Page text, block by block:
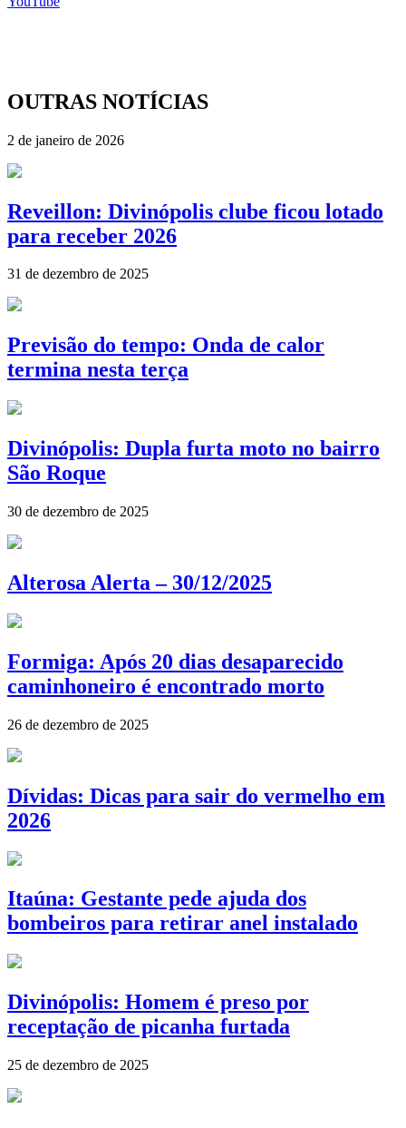
OUTRAS NOTÍCIAS
2 de janeiro de 2026
Reveillon: Divinópolis clube ficou lotado
para receber 2026
31 de dezembro de 2025
Previsão do tempo: Onda de calor
termina nesta terça
Divinópolis: Dupla furta moto no bairro
São Roque
30 de dezembro de 2025
Alterosa Alerta – 30/12/2025
Formiga: Após 20 dias desaparecido
caminhoneiro é encontrado morto
26 de dezembro de 2025
Dívidas: Dicas para sair do vermelho em
2026
Itaúna: Gestante pede ajuda dos
bombeiros para retirar anel instalado
Divinópolis: Homem é preso por
receptação de picanha furtada
25 de dezembro de 2025